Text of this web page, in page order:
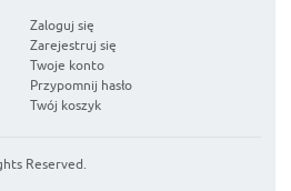
Zaloguj się
Zarejestruj się
Twoje konto
Przypomnij hasło
Twój koszyk
Reserved.